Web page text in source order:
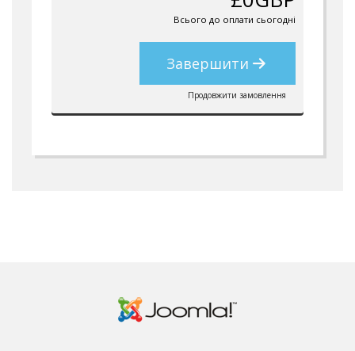
Всього до оплати сьогодні
Завершити
Продовжити замовлення